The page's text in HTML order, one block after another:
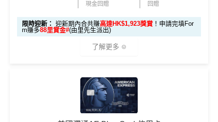
【🔥限時
加碼🔥】
完成任何金額之首次
累積本地簽賬滿 HK
$8,000（須以港幣結
A
E
現金回贈 回贈
限時迎新： 迎新期內合共賺高達HK$1,923獎賞 ！申請完填For
m賺多88里賞金#(由里先生派出)
了解更多
AE白金信用卡迎新(只適用於2026年8月1日至8月31日23: